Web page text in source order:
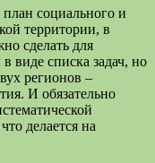
социального и
территории, в
сделать для
виде списка задач, но
регионов –
И обязательно
делается на